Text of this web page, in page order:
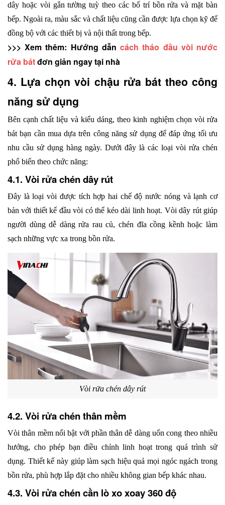
dây hoặc vòi gắn tường tuỳ theo các bố trí bồn rửa và mặt bàn
bếp. Ngoài ra, màu sắc và chất liệu cũng cần được lựa chọn kỹ để
đồng bộ với các thiết bị và nội thất trong bếp.
>>> Xem thêm: Hướng dẫn cách tháo đầu vòi nước
rửa bát đơn giản ngay tại nhà
4. Lựa chọn vòi chậu rửa bát theo công
năng sử dụng
Bên cạnh chất liệu và kiểu dáng, theo kinh nghiệm chọn vòi rửa
bát bạn cần mua dựa trên công năng sử dụng để đáp ứng tối ưu
nhu cầu sử dụng hàng ngày. Dưới đây là các loại vòi rửa chén
phổ biến theo chức năng:
4.1. Vòi rửa chén dây rút
Đây là loại vòi được tích hợp hai chế độ nước nóng và lạnh cơ
bản với thiết kế đầu vòi có thể kéo dài linh hoạt. Vòi dây rút giúp
người dùng dễ dàng rửa rau củ, chén đĩa cồng kềnh hoặc làm
sạch những vực xa trong bồn rửa.
Vòi rửa chén dây rút
4.2. Vòi rửa chén thân mềm
Vòi thân mềm nổi bật với phần thân dễ dàng uốn cong theo nhiều
hướng, cho phép bạn điều chỉnh linh hoạt trong quá trình sử
dụng. Thiết kế này giúp làm sạch hiệu quả mọi ngóc ngách trong
bồn rửa, phù hợp lắp đặt cho nhiều không gian bếp khác nhau.
4.3. Vòi rửa chén cần lò xo xoay 360 độ